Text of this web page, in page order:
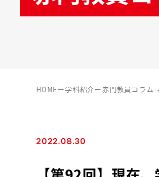
HOMEー学科紹介ー赤門教員コラム-
2022.08.30